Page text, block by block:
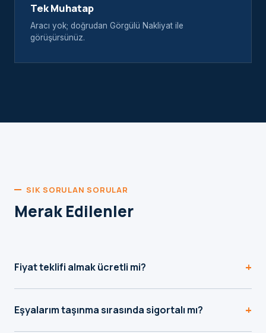
Tek Muhatap
Aracı yok; doğrudan Görgülü Nakliyat ile
görüşürsünüz.
SIK SORULAN SORULAR
Merak Edilenler
Fiyat teklifi almak ücretli mi? +
teklifi tamamen ücretsizdir, herhangi bir yükümlülük
Eşyalarım taşınma sırasında sigortalı mı? +